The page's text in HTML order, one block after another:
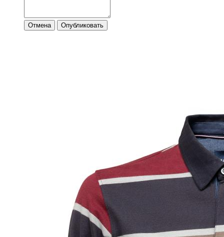
Отмена Опубликовать